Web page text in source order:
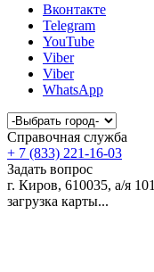
Вконтакте
Telegram
YouTube
Viber
Viber
WhatsApp
Справочная служба
+ 7 (833) 221-16-03
Задать вопрос
г. Киров, 610035, а/я 101
загрузка карты...